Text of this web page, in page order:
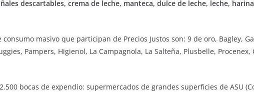
descartables, crema de leche, manteca, dulce de leche, leche,
masivo que participan de Precios Justos son: 9 de oro, Bagley,
Pampers, Higienol, La Campagnola, La Salteña, Plusbelle,
bocas de expendio: supermercados de grandes superficies de ASU